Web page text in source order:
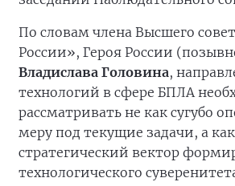
По словам члена Высшего
России», Героя России
Владислава Головина,
технологий в сфере БПЛА
рассматривать не как сугубо
меру под текущие задачи, а как
стратегический вектор
технологического